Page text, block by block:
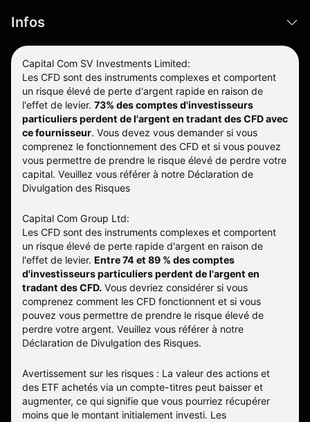
Infos
Capital Com SV Investments Limited:
Les CFD sont des instruments complexes et comportent
un risque élevé de perte d'argent rapide en raison de
l'effet de levier. 73% des comptes d'investisseurs
particuliers perdent de l'argent en tradant des CFD avec
ce fournisseur. Vous devez vous demander si vous
comprenez le fonctionnement des CFD et si vous pouvez
vous permettre de prendre le risque élevé de perdre votre
capital. Veuillez vous référer à notre Déclaration de
Divulgation des Risques
Capital Com Group Ltd:
Les CFD sont des instruments complexes et comportent
un risque élevé de perte rapide d'argent en raison de
l'effet de levier. Entre 74 et 89 % des comptes
d'investisseurs particuliers perdent de l'argent en
tradant des CFD. Vous devriez considérer si vous
comprenez comment les CFD fonctionnent et si vous
pouvez vous permettre de prendre le risque élevé de
perdre votre argent. Veuillez vous référer à notre
Déclaration de Divulgation des Risques.
Avertissement sur les risques : La valeur des actions et
des ETF achetés via un compte-titres peut baisser et
augmenter, ce qui signifie que vous pourriez récupérer
moins que le montant initialement investi. Les